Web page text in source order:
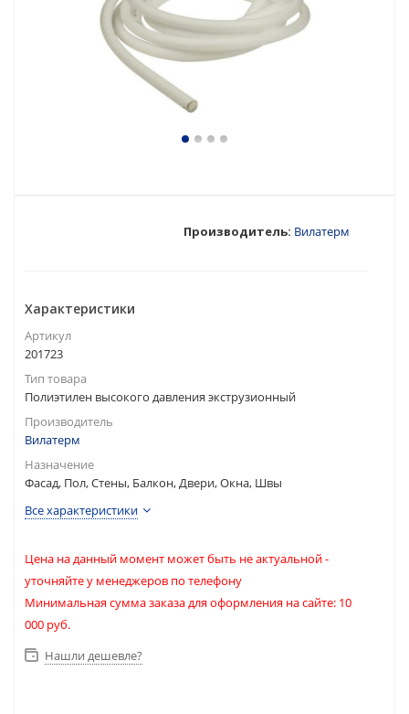
Производитель: Вилатерм
Характеристики
Артикул
201723
Тип товара
Полиэтилен высокого давления экструзионный
Производитель
Вилатерм
Назначение
Фасад, Пол, Стены, Балкон, Двери, Окна, Швы
Все характеристики
Цена на данный момент может быть не актуальной -
уточняйте у менеджеров по телефону
Минимальная сумма заказа для оформления на сайте: 10
000 руб.
Нашли дешевле?